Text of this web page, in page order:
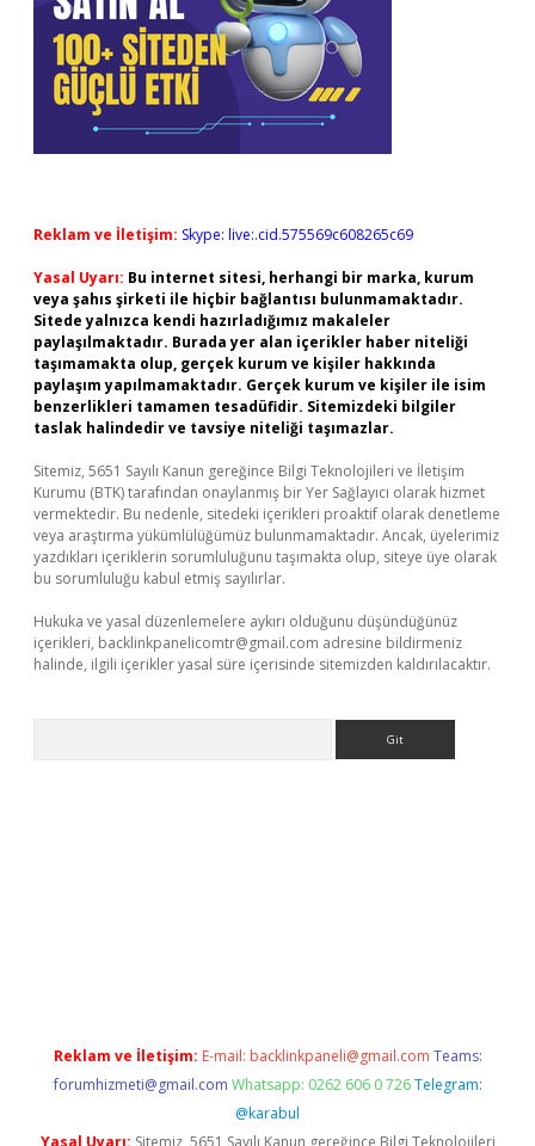
Reklam ve İletişim: Skype: live:.cid.575569c608265c69
Yasal Uyarı: Bu internet sitesi, herhangi bir marka, kurum
veya şahıs şirketi ile hiçbir bağlantısı bulunmamaktadır.
Sitede yalnızca kendi hazırladığımız makaleler
paylaşılmaktadır. Burada yer alan içerikler haber niteliği
taşımamakta olup, gerçek kurum ve kişiler hakkında
paylaşım yapılmamaktadır. Gerçek kurum ve kişiler ile isim
benzerlikleri tamamen tesadüfidir. Sitemizdeki bilgiler
taslak halindedir ve tavsiye niteliği taşımazlar.
Sitemiz, 5651 Sayılı Kanun gereğince Bilgi Teknolojileri ve İletişim
Kurumu (BTK) tarafından onaylanmış bir Yer Sağlayıcı olarak hizmet
vermektedir. Bu nedenle, sitedeki içerikleri proaktif olarak denetleme
veya araştırma yükümlülüğümüz bulunmamaktadır. Ancak, üyelerimiz
yazdıkları içeriklerin sorumluluğunu taşımakta olup, siteye üye olarak
bu sorumluluğu kabul etmiş sayılırlar.
Hukuka ve yasal düzenlemelere aykırı olduğunu düşündüğünüz
içerikleri, backlinkpanelicomtr@gmail.com adresine bildirmeniz
halinde, ilgili içerikler yasal süre içerisinde sitemizden kaldırılacaktır.
Reklam ve İletişim: E-mail: backlinkpaneli@gmail.com Teams:
forumhizmeti@gmail.com Whatsapp: 0262 606 0 726 Telegram:
@karabul
Yasal Uyarı: Sitemiz, 5651 Sayılı Kanun gereğince Bilgi Teknolojileri